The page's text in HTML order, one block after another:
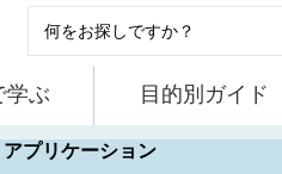
学ぶ 目的別ガイド
アプリケーション